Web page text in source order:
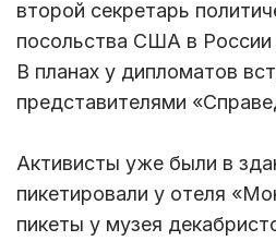
второй секретарь
посольства США в России
В планах у дипломатов
представителями
Активисты уже были в
пикетировали у отеля
пикеты у музея